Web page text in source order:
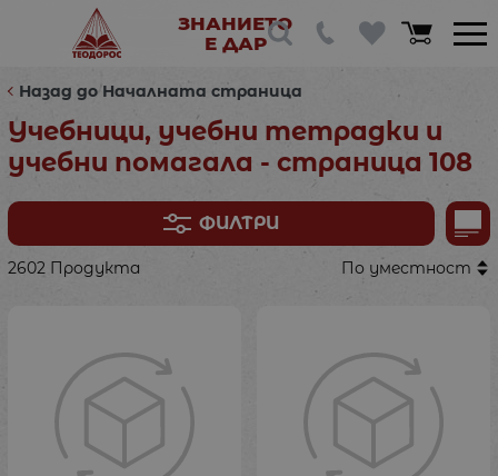
ЗНАНИЕТО
Е ДАР
Назад до Началната страница
Учебници, учебни тетрадки и
учебни помагала - страница 108
ФИЛТРИ
2602 Продукта По уместност